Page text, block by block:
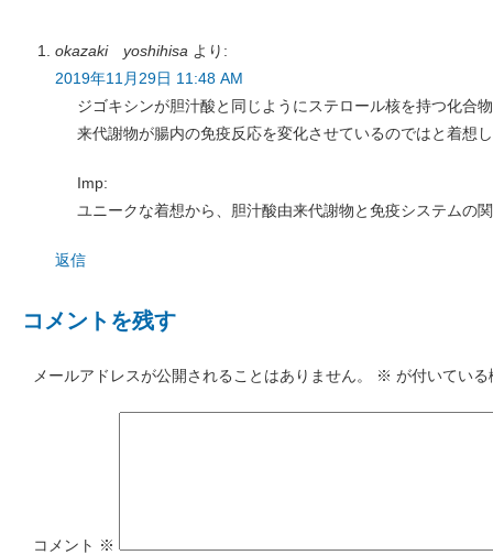
okazaki yoshihisa より:
2019年11月29日 11:48 AM
ジゴキシンが胆汁酸と同じようにステロール核を持つ化合
来代謝物が腸内の免疫反応を変化させているのではと着想
Imp:
ユニークな着想から、胆汁酸由来代謝物と免疫システムの
返信
コメントを残す
メールアドレスが公開されることはありません。 ※ が付いてい
コメント ※